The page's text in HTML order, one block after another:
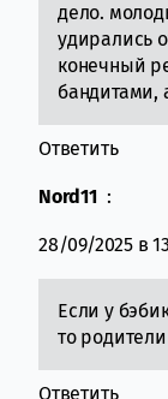
дело.
удирались
конечный
бандитами,
Ответить
Nord11 :
28/09/2025 в
Если у
то
Ответить